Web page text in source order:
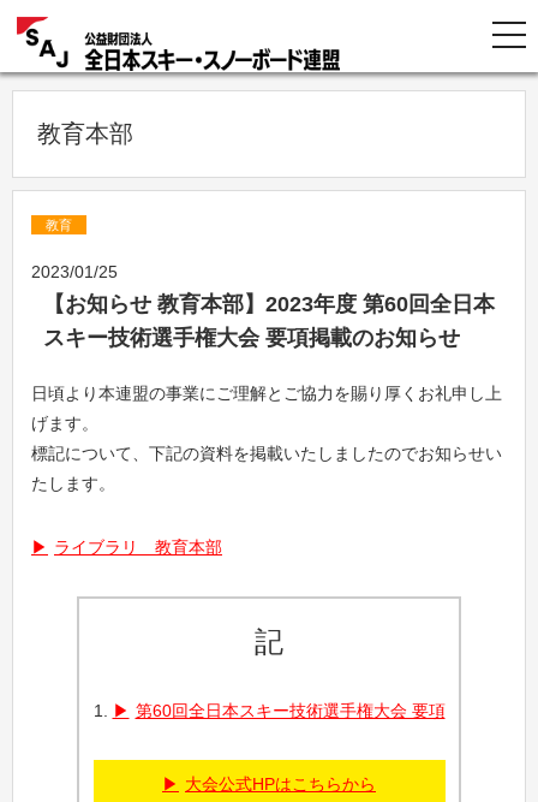
教育本部
教育
2023/01/25
【お知らせ 教育本部】2023年度 第60回全日本
スキー技術選手権大会 要項掲載のお知らせ
日頃より本連盟の事業にご理解とご協力を賜り厚くお礼申し上
げます。
標記について、下記の資料を掲載いたしましたのでお知らせい
たします。
ライブラリ＿教育本部
記
第60回全日本スキー技術選手権大会 要項
大会公式HPはこちらから